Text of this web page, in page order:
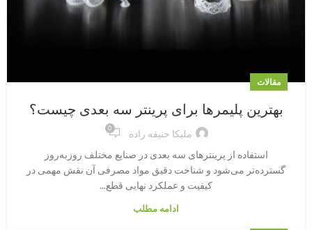
مقالات
بهترین پلیمرها برای پرینتر سه بعدی چیست؟
ملیکا حنیفه راده 0
استفاده از پرینترهای سه بعدی در صنایع مختلف روز‌به‌روز
گسترده‌تر می‌شود و شناخت دقیق مواد مصرفی آن نقش مهمی در
کیفیت و عملکرد نهایی قطع...
ادامه مطلب